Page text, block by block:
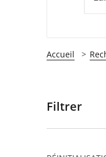
Accueil
Passer
Filtrer